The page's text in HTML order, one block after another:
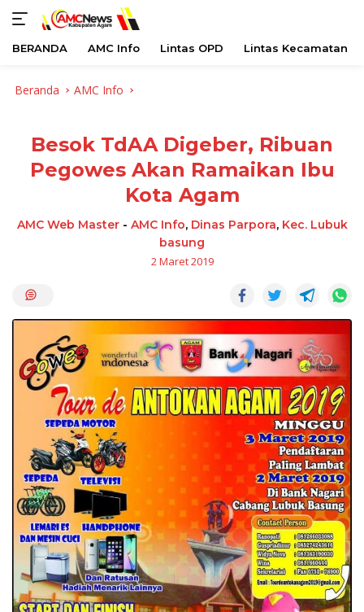
BERANDA AMC Info Lintas OPD Lintas Kecamatan
Beranda AMC Info
Besok TdAA Digeber, Ribuan
Pegowes Akan Ramaikan Ibu
Kota Agam
AMC Web Master- AMC Info, Dinas Parpora, Kec. Lubuk
basung
2 Maret 2019